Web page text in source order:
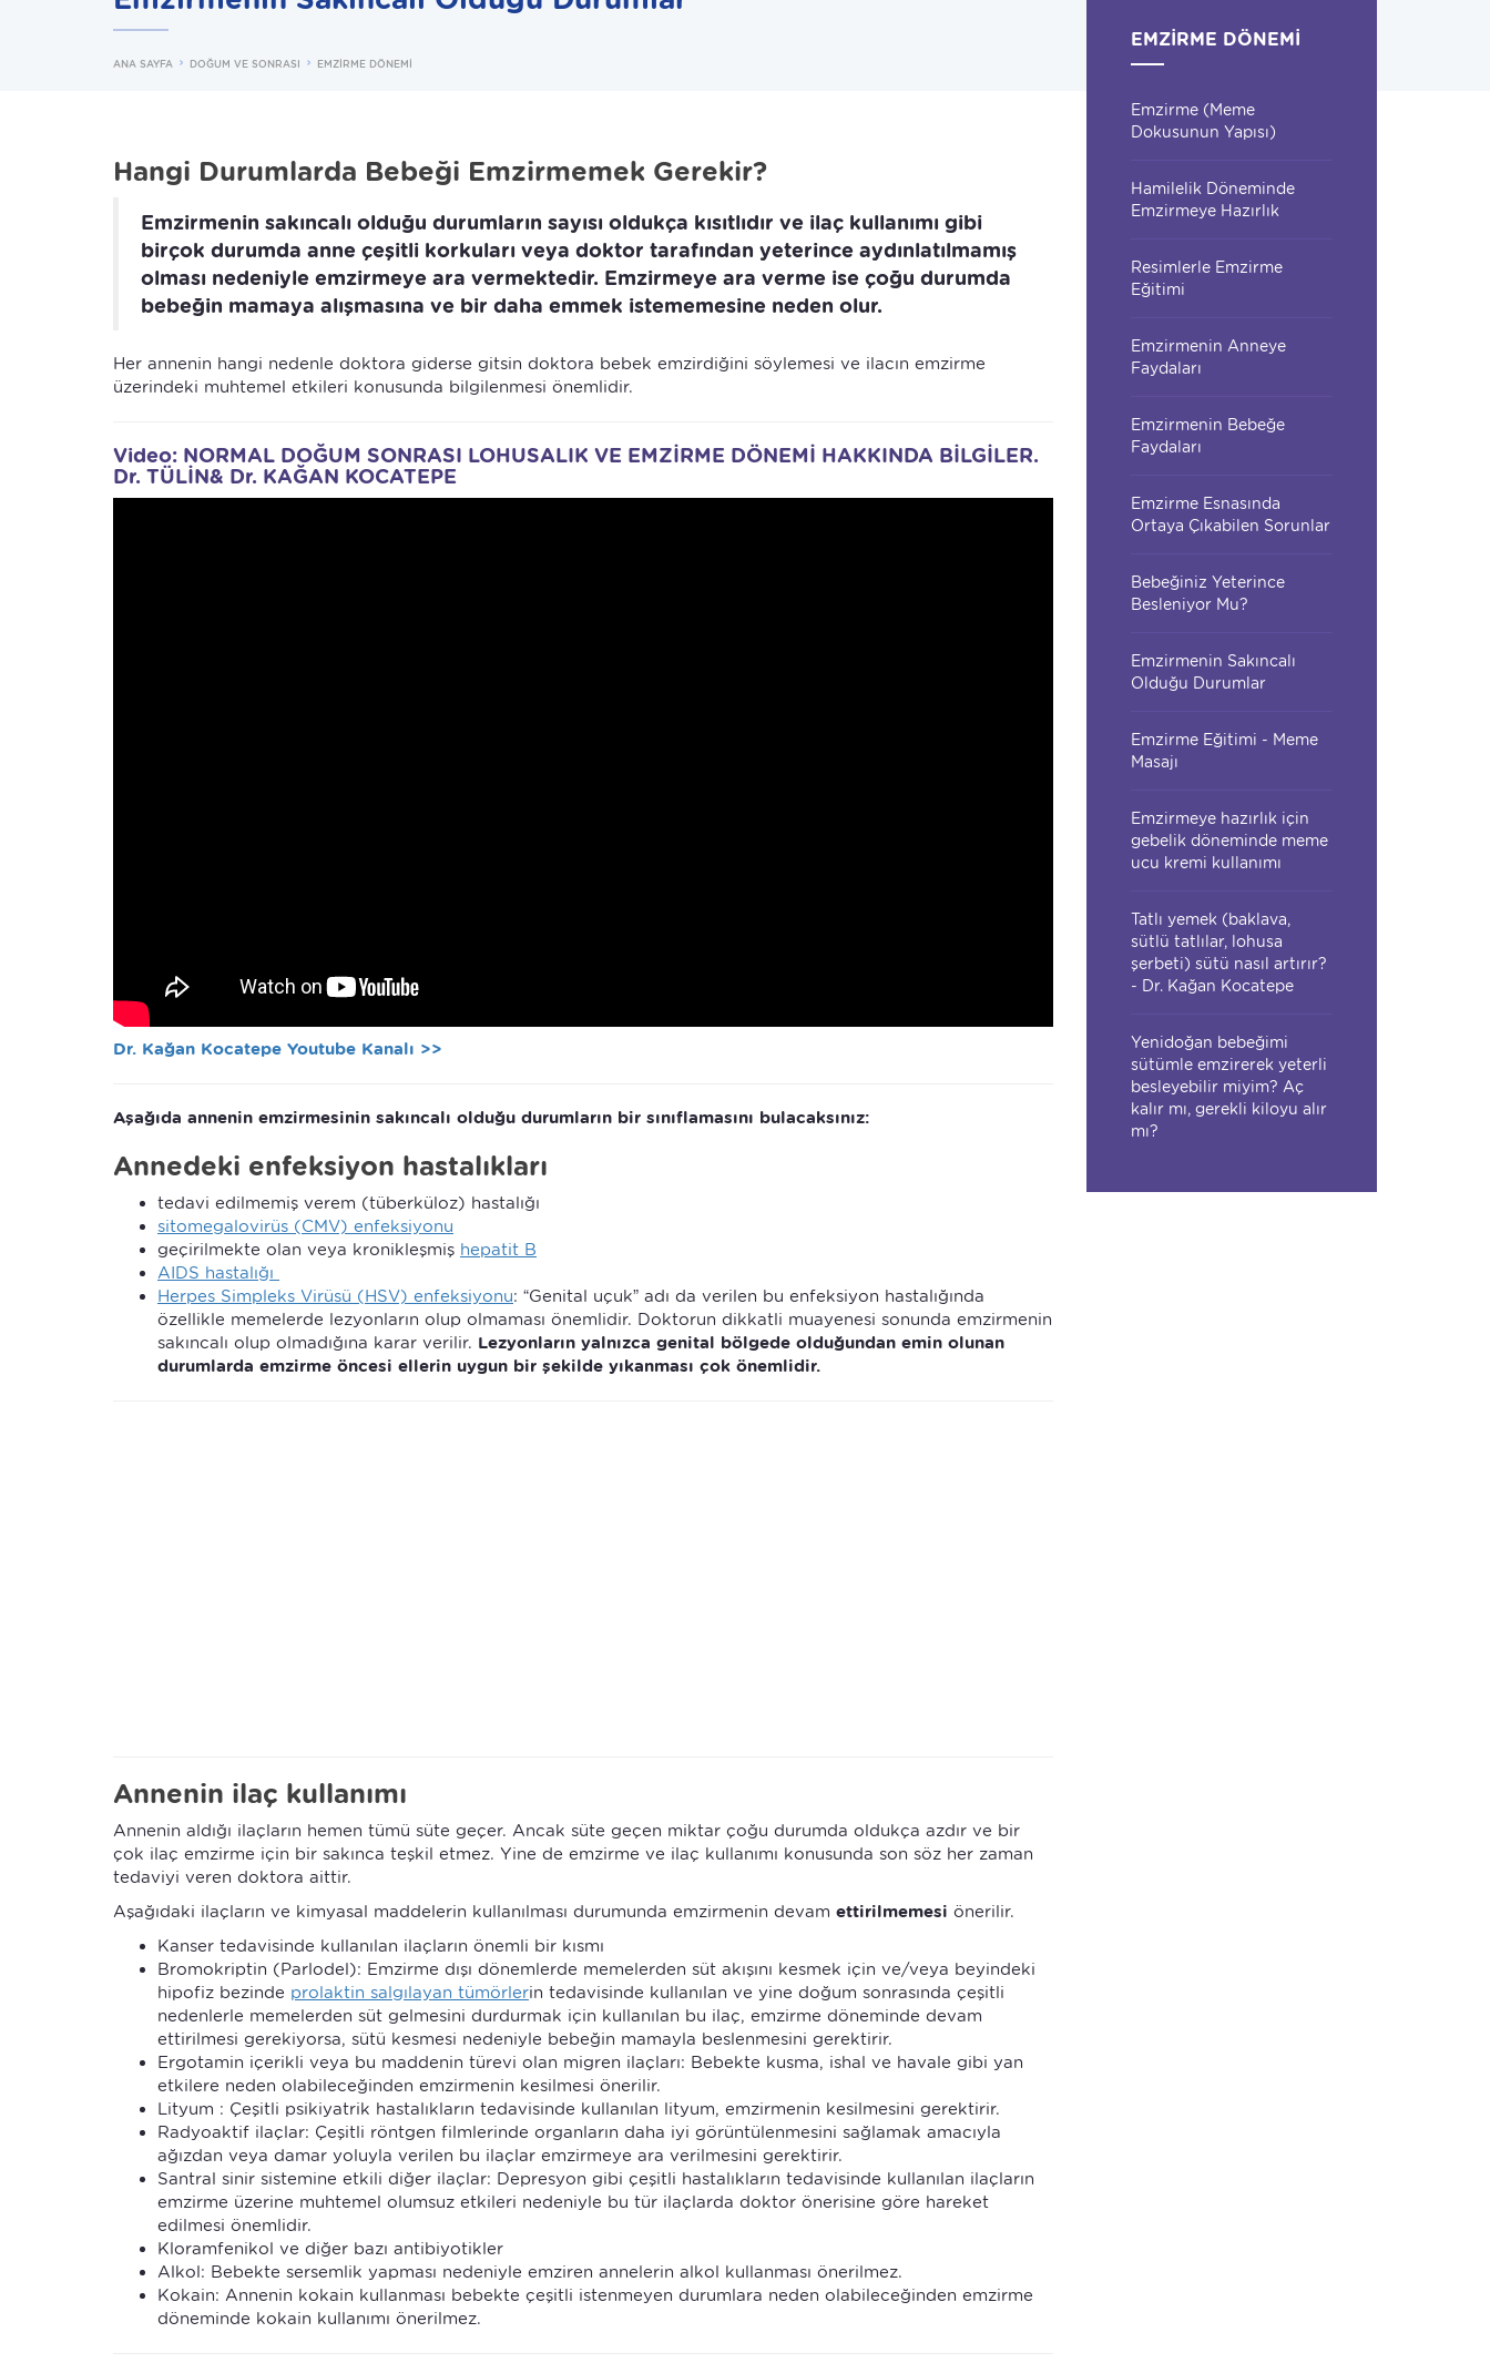
ANA SAYFA DOĞUM VE SONRASI EMZİRME DÖNEMİ
Hangi Durumlarda Bebeği Emzirmemek Gerekir?
Emzirmenin sakıncalı olduğu durumların sayısı oldukça kısıtlıdır ve ilaç kullanımı gibi
birçok durumda anne çeşitli korkuları veya doktor tarafından yeterince aydınlatılmamış
olması nedeniyle emzirmeye ara vermektedir. Emzirmeye ara verme ise çoğu durumda
bebeğin mamaya alışmasına ve bir daha emmek istememesine neden olur.
Her annenin hangi nedenle doktora giderse gitsin doktora bebek emzirdiğini söylemesi ve ilacın emzirme
üzerindeki muhtemel etkileri konusunda bilgilenmesi önemlidir.
Video: NORMAL DOĞUM SONRASI LOHUSALIK VE EMZİRME DÖNEMİ HAKKINDA BİLGİLER.
Dr. TÜLİN& Dr. KAĞAN KOCATEPE
Dr. Kağan Kocatepe Youtube Kanalı >>
Aşağıda annenin emzirmesinin sakıncalı olduğu durumların bir sınıflamasını bulacaksınız:
Annedeki enfeksiyon hastalıkları
tedavi edilmemiş verem (tüberküloz) hastalığı
sitomegalovirüs (CMV) enfeksiyonu
geçirilmekte olan veya kronikleşmiş hepatit B
AIDS hastalığı
Herpes Simpleks Virüsü (HSV) enfeksiyonu: “Genital uçuk” adı da verilen bu enfeksiyon hastalığında
özellikle memelerde lezyonların olup olmaması önemlidir. Doktorun dikkatli muayenesi sonunda emzirmenin
sakıncalı olup olmadığına karar verilir. Lezyonların yalnızca genital bölgede olduğundan emin olunan
durumlarda emzirme öncesi ellerin uygun bir şekilde yıkanması çok önemlidir.
Annenin ilaç kullanımı
Annenin aldığı ilaçların hemen tümü süte geçer. Ancak süte geçen miktar çoğu durumda oldukça azdır ve bir
çok ilaç emzirme için bir sakınca teşkil etmez. Yine de emzirme ve ilaç kullanımı konusunda son söz her zaman
tedaviyi veren doktora aittir.
Aşağıdaki ilaçların ve kimyasal maddelerin kullanılması durumunda emzirmenin devam ettirilmemesi önerilir.
Kanser tedavisinde kullanılan ilaçların önemli bir kısmı
Bromokriptin (Parlodel): Emzirme dışı dönemlerde memelerden süt akışını kesmek için ve/veya beyindeki
hipofiz bezinde prolaktin salgılayan tümörlerin tedavisinde kullanılan ve yine doğum sonrasında çeşitli
nedenlerle memelerden süt gelmesini durdurmak için kullanılan bu ilaç, emzirme döneminde devam
ettirilmesi gerekiyorsa, sütü kesmesi nedeniyle bebeğin mamayla beslenmesini gerektirir.
Ergotamin içerikli veya bu maddenin türevi olan migren ilaçları: Bebekte kusma, ishal ve havale gibi yan
etkilere neden olabileceğinden emzirmenin kesilmesi önerilir.
Lityum : Çeşitli psikiyatrik hastalıkların tedavisinde kullanılan lityum, emzirmenin kesilmesini gerektirir.
Radyoaktif ilaçlar: Çeşitli röntgen filmlerinde organların daha iyi görüntülenmesini sağlamak amacıyla
ağızdan veya damar yoluyla verilen bu ilaçlar emzirmeye ara verilmesini gerektirir.
Santral sinir sistemine etkili diğer ilaçlar: Depresyon gibi çeşitli hastalıkların tedavisinde kullanılan ilaçların
emzirme üzerine muhtemel olumsuz etkileri nedeniyle bu tür ilaçlarda doktor önerisine göre hareket
edilmesi önemlidir.
Kloramfenikol ve diğer bazı antibiyotikler
Alkol: Bebekte sersemlik yapması nedeniyle emziren annelerin alkol kullanması önerilmez.
Kokain: Annenin kokain kullanması bebekte çeşitli istenmeyen durumlara neden olabileceğinden emzirme
döneminde kokain kullanımı önerilmez.
EMZIRME DÖNEMI
Emzirme (Meme
Dokusunun Yapısı)
Hamilelik Döneminde
Emzirmeye Hazırlık
Resimlerle Emzirme
Eğitimi
Emzirmenin Anneye
Faydaları
Emzirmenin Bebeğe
Faydaları
Emzirme Esnasında
Ortaya Çıkabilen Sorunlar
Bebeğiniz Yeterince
Besleniyor Mu?
Emzirmenin Sakıncalı
Olduğu Durumlar
Emzirme Eğitimi - Meme
Masajı
Emzirmeye hazırlık için
gebelik döneminde meme
ucu kremi kullanımı
Tatlı yemek (baklava,
sütlü tatlılar, lohusa
şerbeti) sütü nasıl artırır?
- Dr. Kağan Kocatepe
Yenidoğan bebeğimi
sütümle emzirerek yeterli
besleyebilir miyim? Aç
kalır mı, gerekli kiloyu alır
mı?